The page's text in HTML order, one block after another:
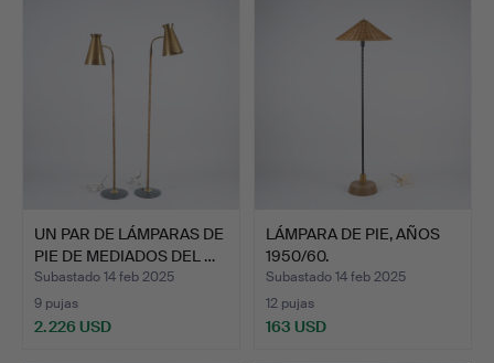
UN PAR DE LÁMPARAS DE
PIE DE MEDIADOS DEL …
Subastado 14 feb 2025
9 pujas
2.226 USD
LÁMPARA DE PIE, AÑOS
1950/60.
Subastado 14 feb 2025
12 pujas
163 USD